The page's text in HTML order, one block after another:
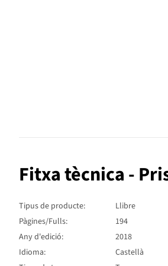
Fitxa tècnica -
Tipus de producte:
Llibre
Pàgines/Fulls:
194
Any d'edició:
2018
Idioma:
Castellà